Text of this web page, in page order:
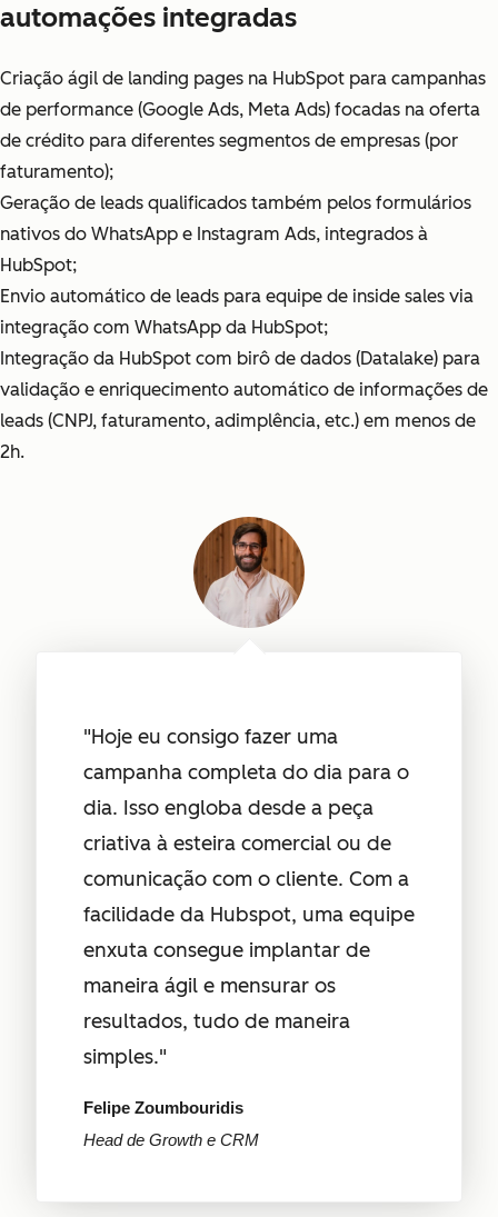
automações integradas
Criação ágil de landing pages na HubSpot para campanhas
de performance (Google Ads, Meta Ads) focadas na oferta
de crédito para diferentes segmentos de empresas (por
faturamento);
Geração de leads qualificados também pelos formulários
nativos do WhatsApp e Instagram Ads, integrados à
HubSpot;
Envio automático de leads para equipe de inside sales via
integração com WhatsApp da HubSpot;
Integração da HubSpot com birô de dados (Datalake) para
validação e enriquecimento automático de informações de
leads (CNPJ, faturamento, adimplência, etc.) em menos de
2h.
"Hoje eu consigo fazer uma
campanha completa do dia para o
dia. Isso engloba desde a peça
criativa à esteira comercial ou de
comunicação com o cliente. Com a
facilidade da Hubspot, uma equipe
enxuta consegue implantar de
maneira ágil e mensurar os
resultados, tudo de maneira
simples."
Felipe Zoumbouridis
Head de Growth e CRM